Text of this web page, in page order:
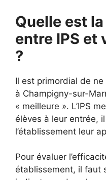
Quelle est
entre IPS et
?
Il est primordial de ne
à Champigny-sur-
« meilleure ». L’IPS
élèves à leur entrée,
l’établissement leur
Pour évaluer
établissement, il faut